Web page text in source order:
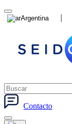
Argentina
Contacto